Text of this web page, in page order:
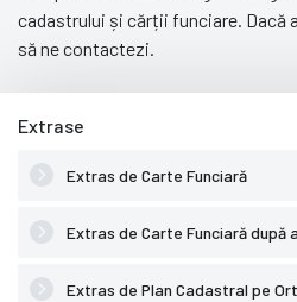
cadastrului și cărții funciare. Dacă
să ne contactezi.
Extrase
Extras de Carte Funciară
Extras de Carte Funciară după
Extras de Plan Cadastral pe